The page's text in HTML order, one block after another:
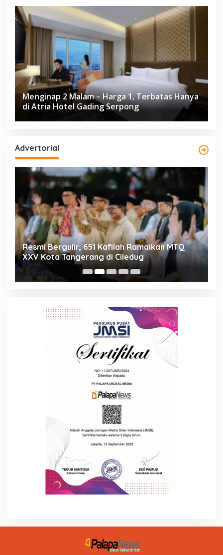
Menginap 2 Malam – Harga 1, Terbatas Hanya
di Atria Hotel Gading Serpong
Advertorial
Resmi Bergulir, 651 Kafilah Ramaikan MTQ
XXV Kota Tangerang di Ciledug